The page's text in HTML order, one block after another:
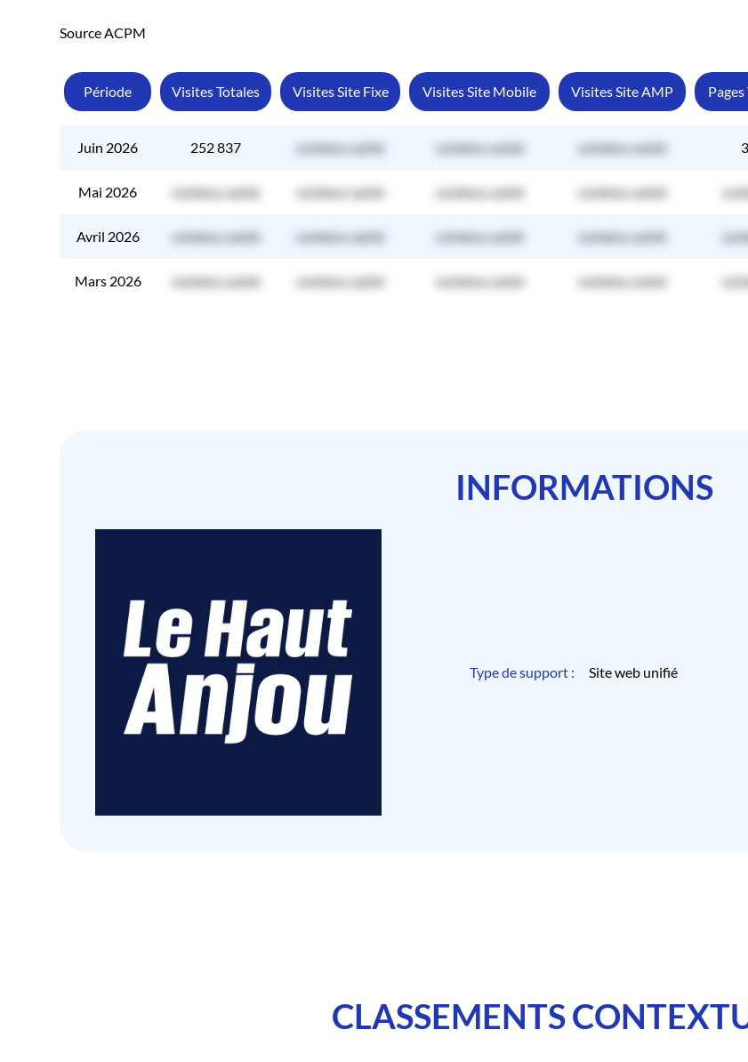
Source ACPM
Période Visites Totales Visites Site Fixe Visites Site Mobile Visites Site AMP
Juin 2026 252 837 contenu caché contenu caché contenu caché
Mai 2026 contenu caché contenu caché contenu caché contenu caché
Avril 2026 contenu caché contenu caché contenu caché contenu caché
Mars 2026 contenu caché contenu caché contenu caché contenu caché
INFORMATIONS
Type de support : Site web unifié
CLASSEMENTS